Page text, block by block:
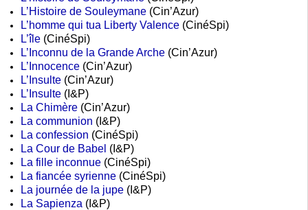
L’Histoire de Souleymane (Cin’Azur)
L’homme qui tua Liberty Valence (CinéSpi)
L’île (CinéSpi)
L’Inconnu de la Grande Arche (Cin’Azur)
L’Innocence (Cin’Azur)
L’Insulte (Cin’Azur)
L’Insulte (I&P)
La Chimère (Cin’Azur)
La communion (I&P)
La confession (CinéSpi)
La Cour de Babel (I&P)
La fille inconnue (CinéSpi)
La fiancée syrienne (CinéSpi)
La journée de la jupe (I&P)
La Sapienza (I&P)